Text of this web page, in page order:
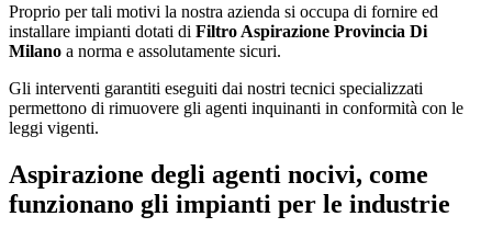
Proprio per tali motivi la nostra azienda si occupa di fornire ed
installare impianti dotati di Filtro Aspirazione Provincia Di
Milano a norma e assolutamente sicuri.
Gli interventi garantiti eseguiti dai nostri tecnici specializzati
permettono di rimuovere gli agenti inquinanti in conformità con le
leggi vigenti.
Aspirazione degli agenti nocivi, come
funzionano gli impianti per le industrie